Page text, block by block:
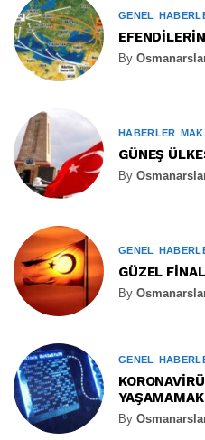
GENEL
By
HABERLER
GÜNEŞ
By
GENEL
GÜZEL
By
GENEL
By